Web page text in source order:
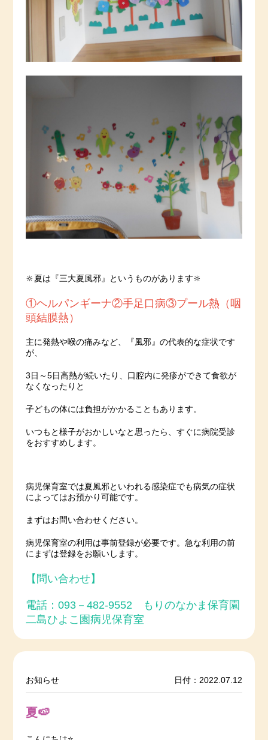
🔆夏は『三大夏風邪』というものがあります🔆
①ヘルパンギーナ②手足口病③プール熱（咽
頭結膜熱）
主に発熱や喉の痛みなど、『風邪』の代表的な症状です
が、
3日～5日高熱が続いたり、口腔内に発疹ができて食欲が
なくなったりと
子どもの体には負担がかかることもあります。
いつもと様子がおかしいなと思ったら、すぐに病院受診
をおすすめします。
病児保育室では夏風邪といわれる感染症でも病気の症状
によってはお預かり可能です。
まずはお問い合わせください。
病児保育室の利用は事前登録が必要です。急な利用の前
にまずは登録をお願いします。
【問い合わせ】
電話：093－482-9552 もりのなかま保育園
二島ひよこ園病児保育室
お知らせ 日付：2022.07.12
夏🍉